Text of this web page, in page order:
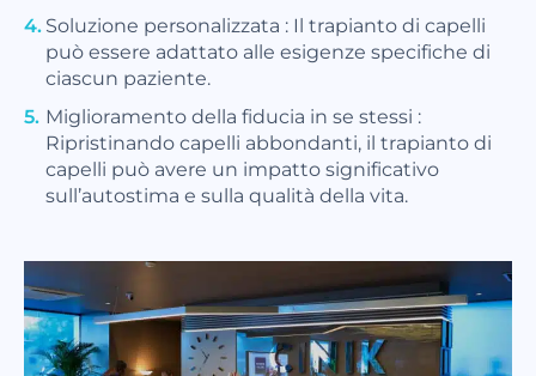
Soluzione personalizzata : Il trapianto di capelli
può essere adattato alle esigenze specifiche di
ciascun paziente.
Miglioramento della fiducia in se stessi :
Ripristinando capelli abbondanti, il trapianto di
capelli può avere un impatto significativo
sull’autostima e sulla qualità della vita.